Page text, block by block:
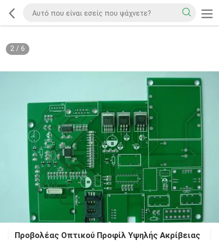
2/ 6
Προβολέας Οπτικού Προφίλ Υψηλής Ακρίβειας